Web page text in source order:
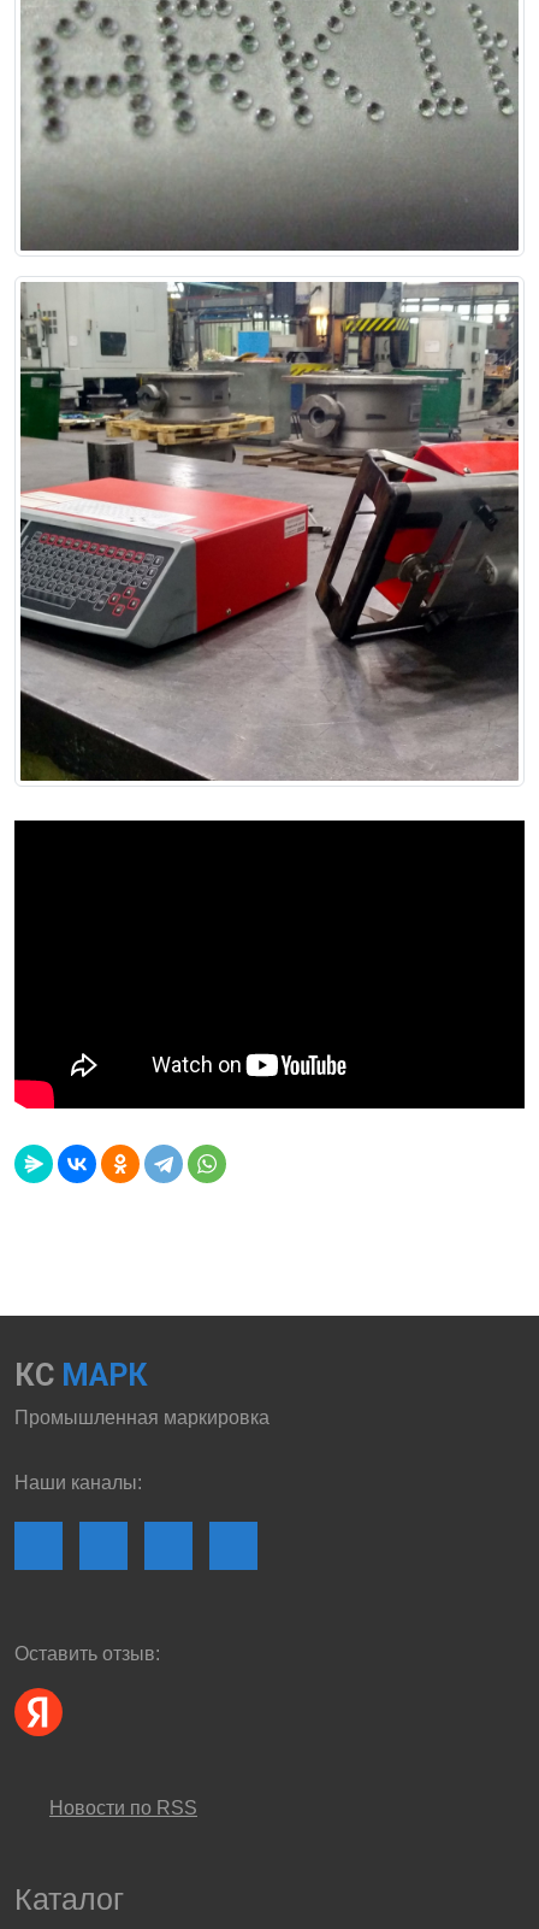
КС МАРК
Промышленная маркировка
Наши каналы:
Оставить отзыв:
Новости по RSS
Каталог